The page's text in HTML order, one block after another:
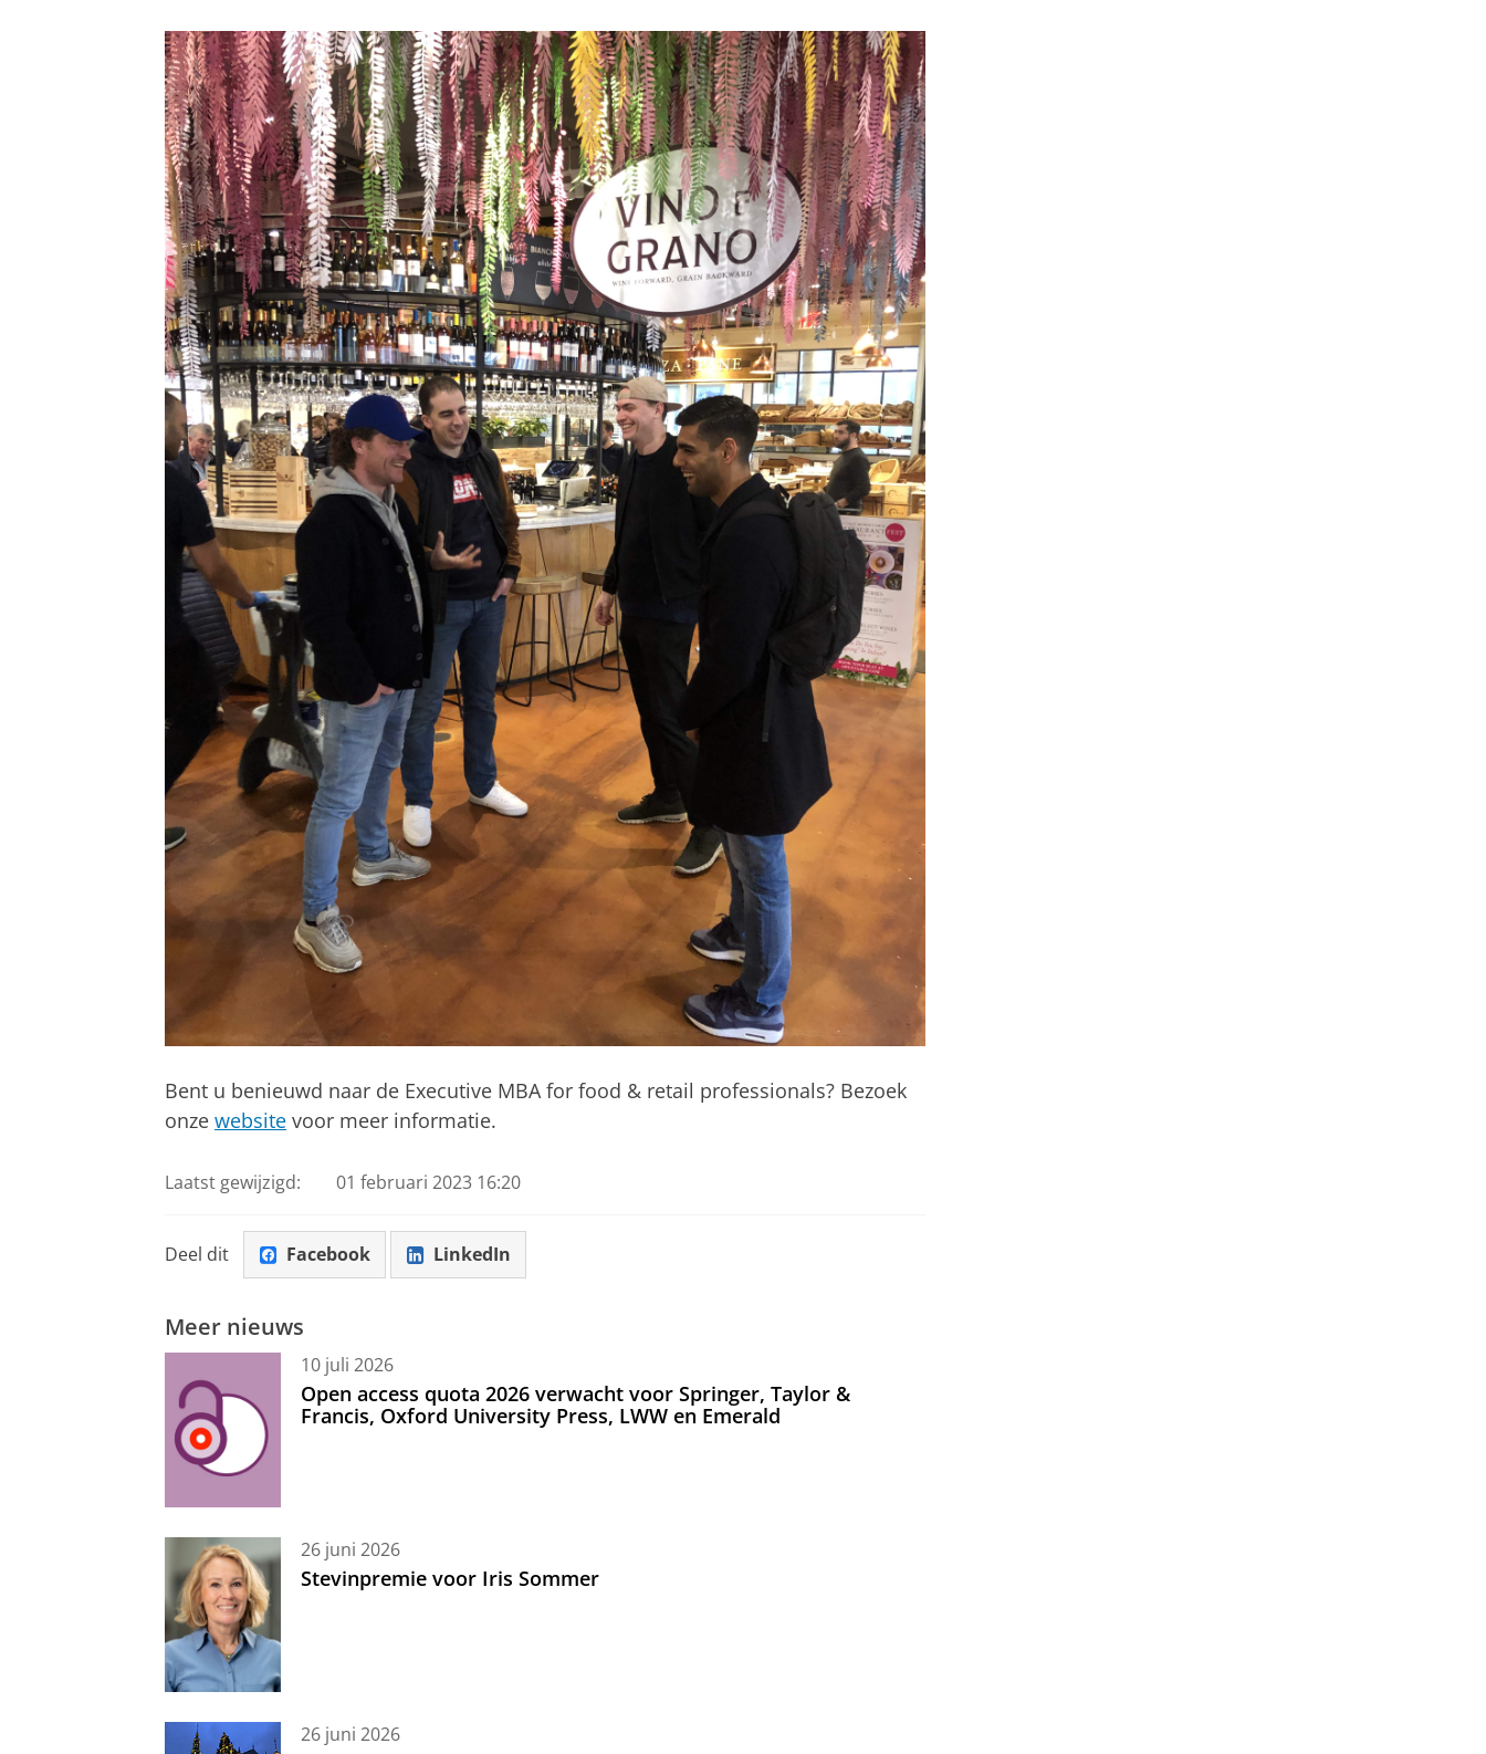
Bent u benieuwd naar de Executive MBA for food & retail professionals? Bezoek
onze website voor meer informatie.
Laatst gewijzigd: 01 februari 2023 16:20
Deel dit Facebook LinkedIn
Meer nieuws
10 juli 2026
Open access quota 2026 verwacht voor Springer, Taylor &
Francis, Oxford University Press, LWW en Emerald
26 juni 2026
Stevinpremie voor Iris Sommer
26 juni 2026